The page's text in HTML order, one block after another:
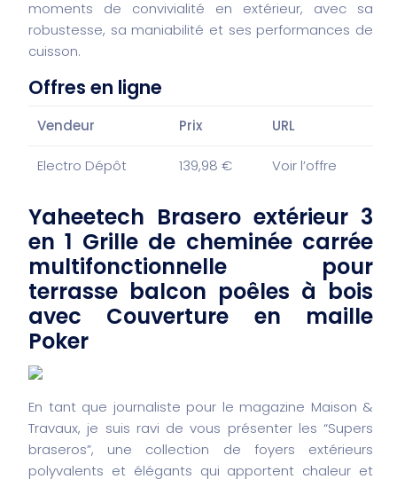
moments de convivialité en extérieur, avec sa
robustesse, sa maniabilité et ses performances de
cuisson.
Offres en ligne
Vendeur Prix URL
Electro Dépôt 139,98 € Voir l’offre
Yaheetech Brasero extérieur 3
en 1 Grille de cheminée carrée
multifonctionnelle pour
terrasse balcon poêles à bois
avec Couverture en maille
Poker
En tant que journaliste pour le magazine Maison &
Travaux, je suis ravi de vous présenter les “Supers
braseros”, une collection de foyers extérieurs
polyvalents et élégants qui apportent chaleur et